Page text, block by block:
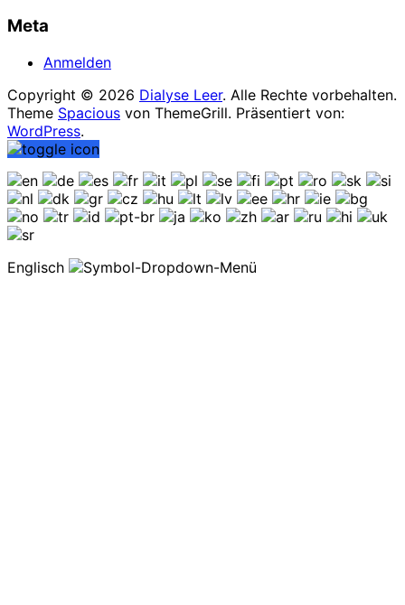
Meta
Anmelden
Copyright © 2026 Dialyse Leer. Alle Rechte vorbehalten.
Theme Spacious von ThemeGrill. Präsentiert von:
WordPress.
Englisch